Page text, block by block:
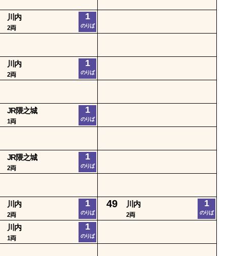
川内
2両
1
のりば
川内
2両
1
のりば
JR隈之城
1両
1
のりば
JR隈之城
2両
1
のりば
川内
2両
1
のりば
49 川内
2両
1
のりば
川内
1両
1
のりば